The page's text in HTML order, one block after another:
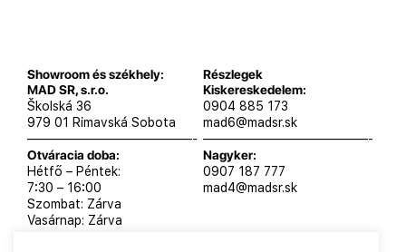
Showroom és székhely:
MAD SR, s.r.o.
Školská 36
979 01 Rimavská Sobota
—————————————-
Otváracia doba:
Hétfő – Péntek:
7:30 – 16:00
Szombat: Zárva
Vasárnap: Zárva
Részlegek
Kiskereskedelem:
0904 885 173
mad6@madsr.sk
—————————————-
Nagyker:
0907 187 777
mad4@madsr.sk